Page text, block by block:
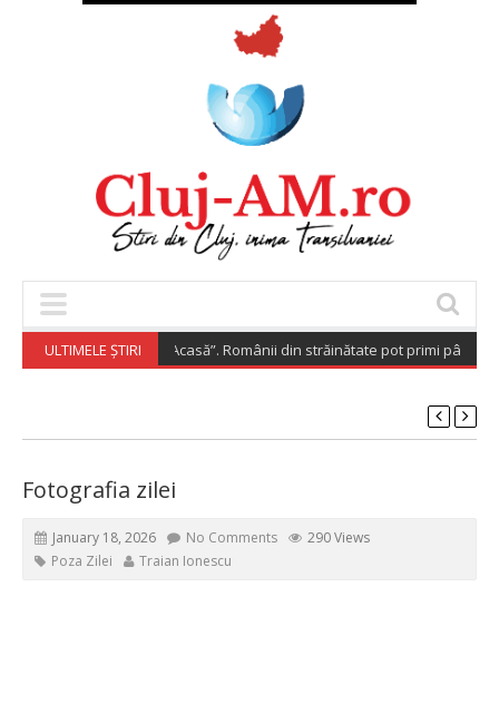
ULTIMELE ȘTIRI
Investește Acasă”. Românii din străinătate pot primi până la
Fotografia zilei
January 18, 2026 No Comments
290 Views
Poza Zilei
Traian Ionescu